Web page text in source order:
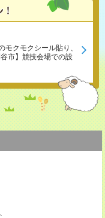
モクモクシール貼り、
市】競技会場での設